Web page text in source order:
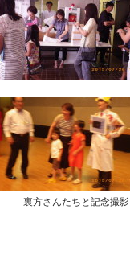
裏方さんたちと記念撮影